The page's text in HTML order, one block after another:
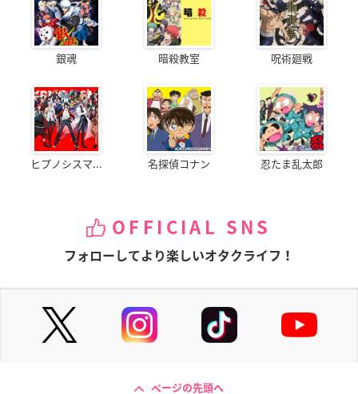
銀魂 暗殺教室 呪術廻戦
ヒプノシスマ... 名探偵コナン 忍たま乱太郎
OFFICIAL SNS
フォローしてより楽しいオタクライフ！
ページの先頭へ